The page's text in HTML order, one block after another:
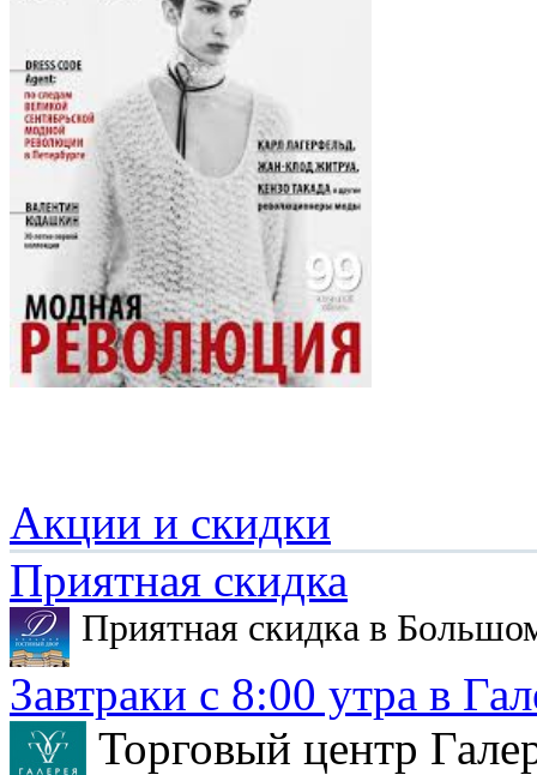
Акции и скидки
Приятная скидка
Приятная скидка в
Завтраки с 8:00 утра в
Торговый центр